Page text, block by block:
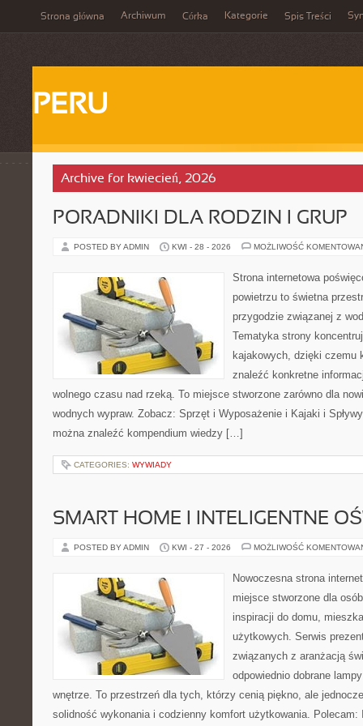
Strona główna Archiwum Córka Kategorie Spis Treści
PERU
Archive for kwiecień, 2026
PORADNIKI DLA RODZIN I GRUP
POSTED BY ADMIN KWI - 28 - 2026 MOŻLIWOŚĆ
Strona internetowa
powietrzu to świetna
przygodzie związanej z
Tematyka strony
kajakowych, dzięki czemu
znaleźć konkretne
wolnego czasu nad rzeką. To miejsce stworzone zarówno dla
wodnych wypraw. Zobacz: Sprzęt i Wyposażenie i Kajaki i
można znaleźć kompendium wiedzy […]
CATEGORIES: WYWIADY
SMART HOME I INTELIGENTNE
POSTED BY ADMIN KWI - 27 - 2026 MOŻLIWOŚĆ
Nowoczesna strona
miejsce stworzone dla
inspiracji do domu,
użytkowych. Serwis
związanych z aranżacją
odpowiednio dobrane
wnętrze. To przestrzeń dla tych, którzy cenią piękno, ale
solidność wykonania i codzienny komfort użytkowania. Polecam: